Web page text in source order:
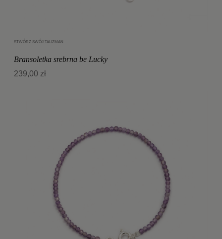
STWÓRZ SWÓJ TALIZMAN
Bransoletka srebrna be Lucky
239,00 zł